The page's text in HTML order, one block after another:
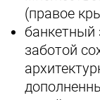
(правое
банкетный
заботой